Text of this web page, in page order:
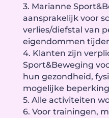
3. Marianne
aansprakelijk voor
verlies/diefstal van
eigendommen
4. Klanten zijn
Sport&Beweging
hun gezondheid,
mogelijke
5. Alle activiteiten
6. Voor trainingen,